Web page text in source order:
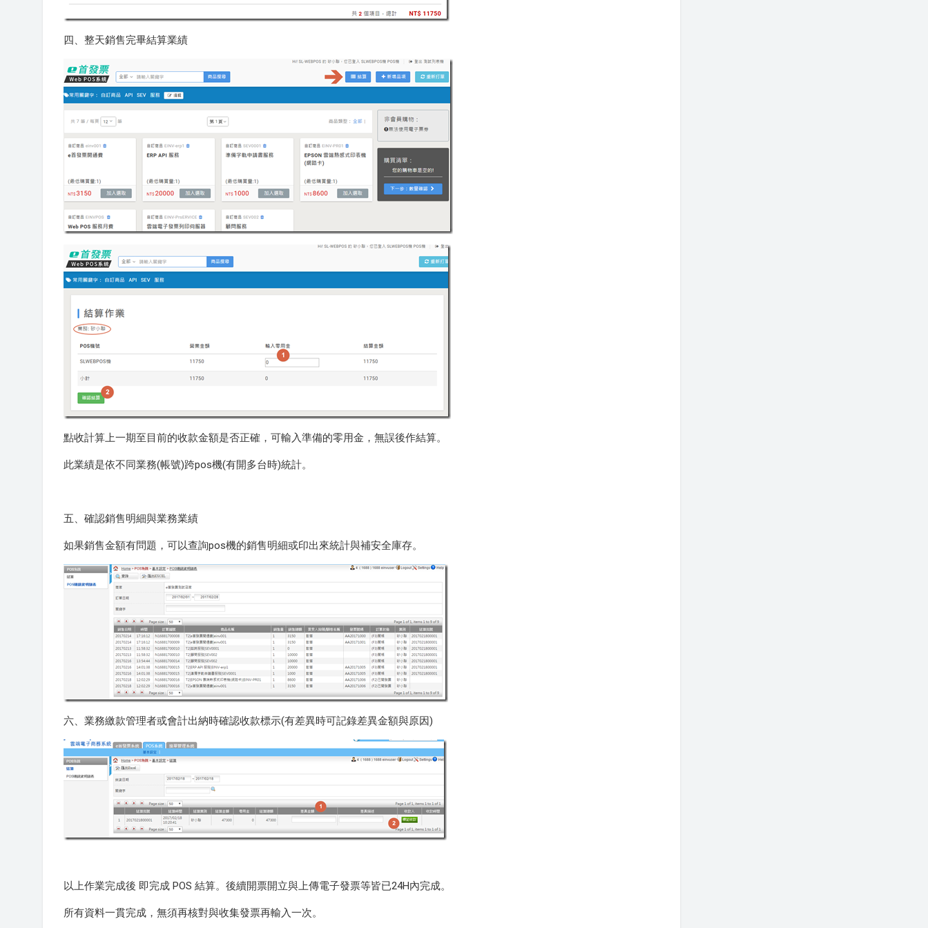
四、整天銷售完畢結算業績
點收計算上一期至目前的收款金額是否正確，可輸入準備的零用金，無誤後作結算。
此業績是依不同業務(帳號)跨pos機(有開多台時)統計。
五、確認銷售明細與業務業績
如果銷售金額有問題，可以查詢pos機的銷售明細或印出來統計與補安全庫存。
六、業務繳款管理者或會計出納時確認收款標示(有差異時可記錄差異金額與原因)
以上作業完成後 即完成 POS 結算。後續開票開立與上傳電子發票等皆已24H內完成。
所有資料一貫完成，無須再核對與收集發票再輸入一次。